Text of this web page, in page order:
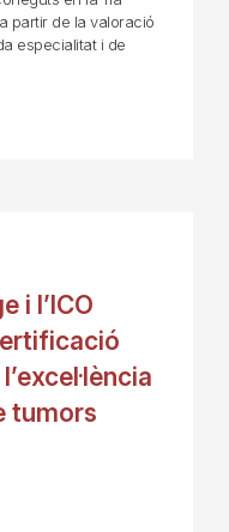
partir de la valoració
especialitat i de
i l’ICO
tumors